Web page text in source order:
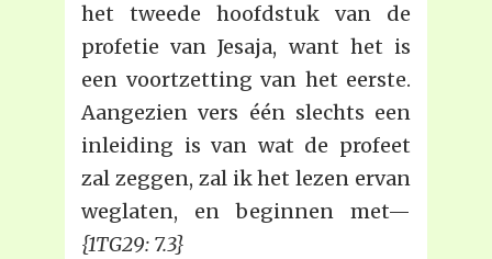
het tweede hoofdstuk van de
profetie van Jesaja, want het is
een voortzetting van het eerste.
Aangezien vers één slechts een
inleiding is van wat de profeet
zal zeggen, zal ik het lezen ervan
weglaten, en beginnen met—
{1TG29: 7.3}